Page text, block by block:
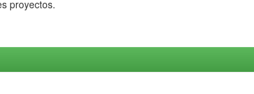
proyectos.